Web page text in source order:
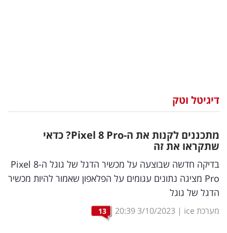
וצרכנות
דיגיטל
וטק
שיווק
ופרסום
דיגיטל וטק
מתכננים לקנות את ה- Pixel 8 Pro
? כדאי
שתקראו את זה
בדיקה חדשה שבוצעה על מכשיר הדגל של גוגל ה-Pixel 8
Pro מציגה נתונים עגומים על הפלאפון שאמור להיות מכשיר
הדגל של גוגל
מערכת ice |
3/10/2023
20:39
13